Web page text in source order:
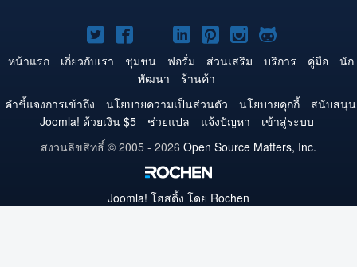
Joomla!
บน
Twitter
Joomla!
บน
Facebook
Joomla!
บน
YouTube
Joomla!
บน
LinkedIn
Joomla!
บน
Pinterest
Joomla!
บน
Joomla!
บน
หน้าแรก เกี่ยวกับเรา ชุมชน ฟอรั่ม ส่วนเสริม บริการ คู่มือ
นัก
พัฒนา
ร้านค้า
คำชี้แจงการเข้าถึง
นโยบายความเป็นส่วนตัว นโยบายคุกกี้
สนับสนุน
Joomla! ด้วยเงิน $5
ช่วยแปล แจ้งปัญหา
เข้าสู่ระบบ
สงวนลิขสิทธิ์ © 2005 - 2026 Open Source Matters, Inc.
Joomla! โฮสติ้ง โดย Rochen